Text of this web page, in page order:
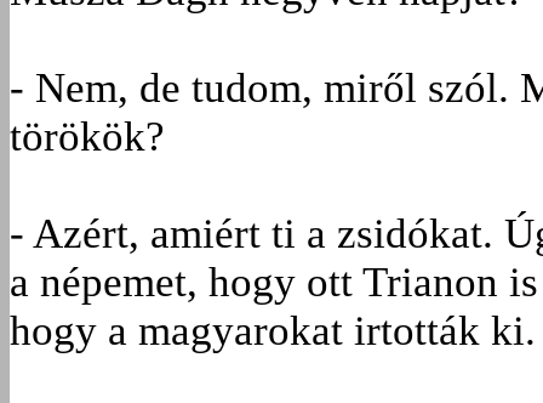
- Nem, de tudom, miről szól.
törökök?
- Azért, amiért ti a zsidókat.
a népemet, hogy ott Trianon
hogy a magyarokat irtották ki.